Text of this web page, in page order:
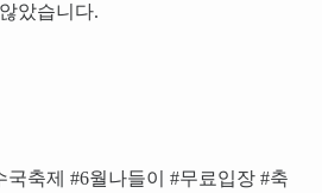
았습니다.
축제 #6월나들이 #무료입장 #축